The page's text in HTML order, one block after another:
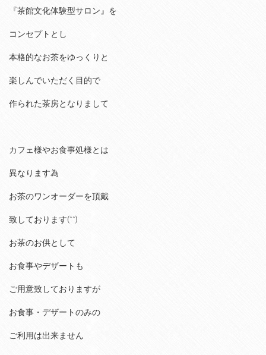
『茶館文化体験型サロン』を
コンセプトとし
本格的なお茶をゆっくりと
楽しんでいただく目的で
作られた茶房となりまして
カフェ様やお食事処様とは
異なります為
お茶のワンオーダーを頂戴
致しております(^^)
お茶のお供として
お食事やデザートも
ご用意致しておりますが
お食事・デザートのみの
ご利用は出来ません